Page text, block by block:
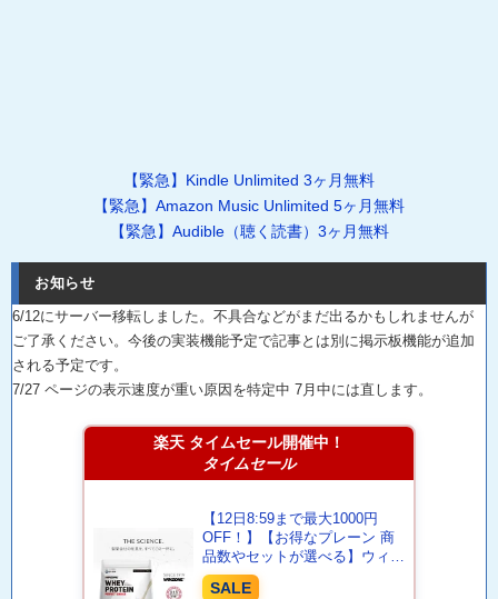
【緊急】Kindle Unlimited 3ヶ月無料
【緊急】Amazon Music Unlimited 5ヶ月無料
【緊急】Audible（聴く読書）3ヶ月無料
お知らせ
6/12にサーバー移転しました。不具合などがまだ出るかもしれませんが
ご了承ください。今後の実装機能予定で記事とは別に掲示板機能が追加
される予定です。
7/27 ページの表示速度が重い原因を特定中 7月中には直します。
楽天 タイムセール開催中！
タイムセール
【12日8:59まで最大1000円
OFF！】【お得なプレーン 商
品数やセットが選べる】ウィン
ゾーン ホエイプロテイン パー
フェクトチョイス 日本新薬 タ
SALE